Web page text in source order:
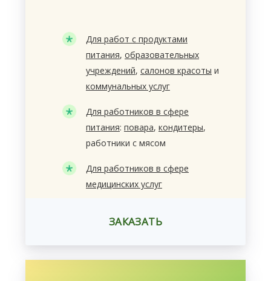
Для работ с продуктами
питания, образовательных
учреждений, салонов красоты и
коммунальных услуг
Для работников в сфере
питания: повара, кондитеры,
работники с мясом
Для работников в сфере
медицинских услуг
ЗАКАЗАТЬ